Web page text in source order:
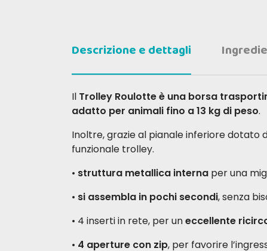
Descrizione e dettagli
Il Trolley Roulotte è una borsa
adatto per animali fino a 13 kg di peso.
Inoltre, grazie al pianale inferiore dotato
funzionale trolley.
• struttura metallica interna per una
• si assembla in pochi secondi, senza
• 4 inserti in rete, per uneccellente
• 4 aperture con zip, per favorire